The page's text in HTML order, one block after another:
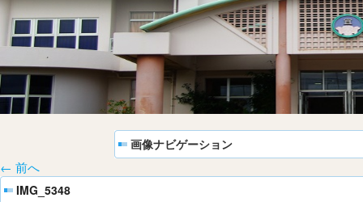
画像ナビゲーション
← 前へ
IMG_5348